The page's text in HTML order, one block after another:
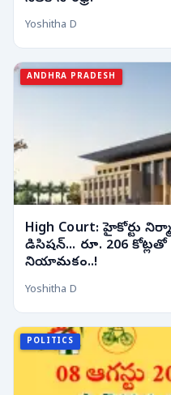
Yoshitha D
ANDHRA PRADESH
High Court: హైకోర్టు
డిసిషన్... రూ. 206 కోట్లతో
నియామకం..!
Yoshitha D
POLITICS